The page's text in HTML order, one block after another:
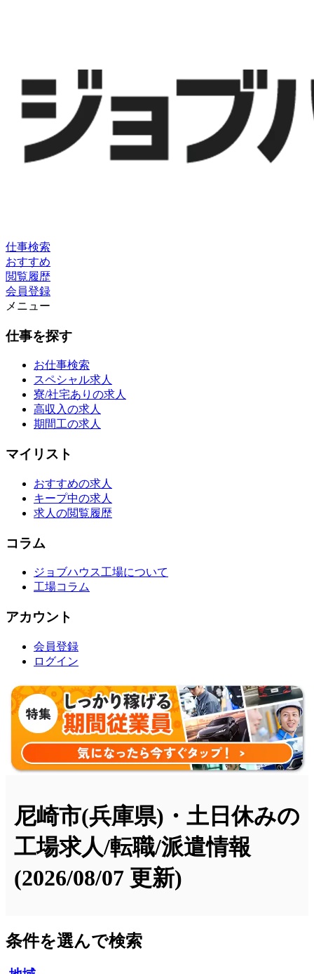
仕事検索
おすすめ
閲覧履歴
会員登録
メニュー
仕事を探す
お仕事検索
スペシャル求人
寮/社宅ありの求人
高収入の求人
期間工の求人
マイリスト
おすすめの求人
キープ中の求人
求人の閲覧履歴
コラム
ジョブハウス工場について
工場コラム
アカウント
会員登録
ログイン
尼崎市(兵庫県)・土日休みの
工場求人/転職/派遣情報
(2026/08/07 更新)
条件を選んで検索